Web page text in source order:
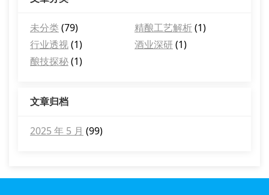
未分类(79) 精酿工艺解析(1)
行业透视(1) 酒业深研 (1)
酿技探秘(1)
文章归档
2025 年 5 月 (99)